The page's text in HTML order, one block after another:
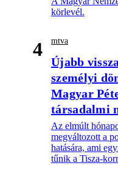
körlevél.
4 mtva
Újabb
személyi
Magyar
társadalmi
Az elmúlt
megváltozott a
hatására, ami
tűnik a Tisza-